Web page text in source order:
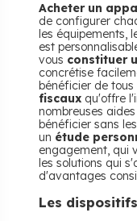
Acheter un
de configurer
les équipements,
est
vous constituer
concrétise
bénéficier de tous
fiscaux qu'offre
nombreuses
bénéficier sans
un étude
engagement, qui
les solutions qui
d'avantages
Les